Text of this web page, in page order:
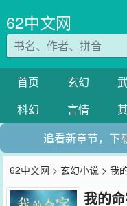
62中文网
首页 玄幻
科幻
言情
追看新章节，下
62中文网 >玄幻小说 > 我
我的